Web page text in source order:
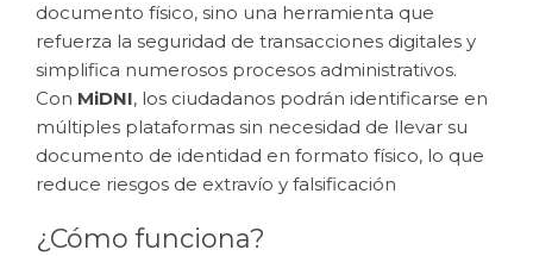
documento físico, sino una herramienta que
refuerza la seguridad de transacciones digitales y
simplifica numerosos procesos administrativos.
Con MiDNI, los ciudadanos podrán identificarse en
múltiples plataformas sin necesidad de llevar su
documento de identidad en formato físico, lo que
reduce riesgos de extravío y falsificación
¿Cómo funciona?